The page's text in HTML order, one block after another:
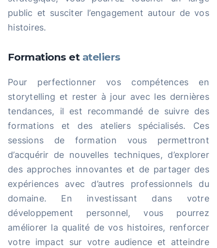
public et susciter l’engagement autour de vos
histoires.
Formations et ateliers
Pour perfectionner vos compétences en
storytelling et rester à jour avec les dernières
tendances, il est recommandé de suivre des
formations et des ateliers spécialisés. Ces
sessions de formation vous permettront
d’acquérir de nouvelles techniques, d’explorer
des approches innovantes et de partager des
expériences avec d’autres professionnels du
domaine. En investissant dans votre
développement personnel, vous pourrez
améliorer la qualité de vos histoires, renforcer
votre impact sur votre audience et atteindre